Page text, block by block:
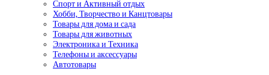
Спорт и Активный отдых
Хобби, Творчество и Канцтовары
Товары для дома и сада
Товары для животных
Электроника и Техника
Телефоны и аксессуары
Автотовары